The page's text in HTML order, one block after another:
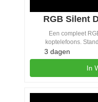
RGB Silent
Een compleet
koptelefoons.
3 dagen
In